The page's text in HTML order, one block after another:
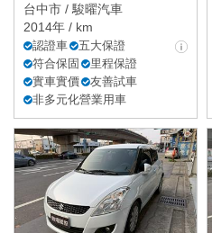
台中市 /駿曜汽車
2014年 / km
認證車
五大保證
符合保固
里程保證
實車實價
友善試車
非多元化營業用車